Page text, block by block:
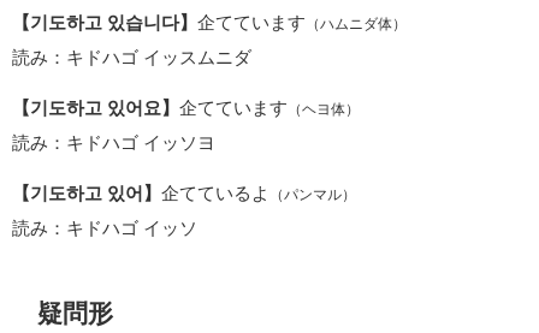
【기도하고 있습니다】 企てています （ハムニダ体）
読み：キドハゴ イッスムニダ
【기도하고 있어요】 企てています （ヘヨ体）
読み：キドハゴ イッソヨ
【기도하고 있어】 企てているよ （パンマル）
読み：キドハゴ イッソ
疑問形